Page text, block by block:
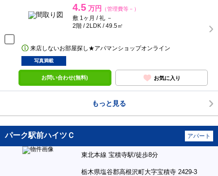
4.5 万円 （管理費等－）
敷 1ヶ月 / 礼 －
2階 / 2LDK / 49.5㎡
来店しないお部屋探し★アパマンショップオンライン
写真満載
お問い合わせ(無料) お気に入り
もっと見る
パーク駅前ハイツＣ アパート
東北本線 宝積寺駅/徒歩8分
栃木県塩谷郡高根沢町大字宝積寺 2429-3